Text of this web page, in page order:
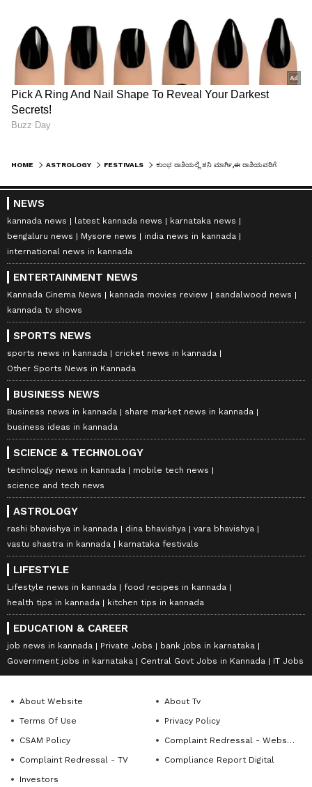
HOME ASTROLOGY FESTIVALS
NEWS
kannada news latest kannada news
karnataka news
bengaluru news
Mysore news
india news in kannada
international news in kannada
ENTERTAINMENT NEWS
Kannada Cinema News kannada movies review
sandalwood news
kannada tv shows
SPORTS NEWS
sports news in kannada
cricket news in kannada
Other Sports News in Kannada
BUSINESS NEWS
Business news in kannada
share market news in kannada
business ideas in kannada
SCIENCE & TECHNOLOGY
technology news in kannada
mobile tech news
science and tech news
ASTROLOGY
rashi bhavishya in kannada dina bhavishya
vara bhavishya
vastu shastra in kannada
karnataka festivals
LIFESTYLE
Lifestyle news in kannada
food recipes in kannada
health tips in kannada
kitchen tips in kannada
EDUCATION & CAREER
job news in kannada Private Jobs
bank jobs in karnataka
Government jobs in karnataka
Central Govt Jobs in Kannada IT Jobs
About Website
About Tv
Terms Of Use
Privacy Policy
CSAM Policy
Complaint Redressal - Website
Complaint Redressal - TV
Compliance Report Digital
Investors